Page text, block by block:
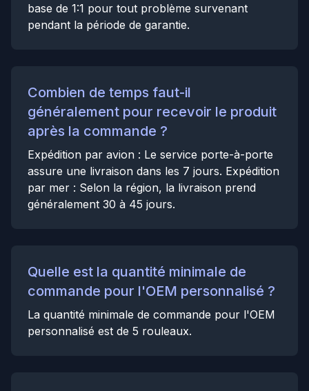
base de 1:1 pour tout problème survenant
pendant la période de garantie.
Combien de temps faut-il
généralement pour recevoir le produit
après la commande ?
Expédition par avion : Le service porte-à-porte
assure une livraison dans les 7 jours. Expédition
par mer : Selon la région, la livraison prend
généralement 30 à 45 jours.
Quelle est la quantité minimale de
commande pour l'OEM personnalisé ?
La quantité minimale de commande pour l'OEM
personnalisé est de 5 rouleaux.